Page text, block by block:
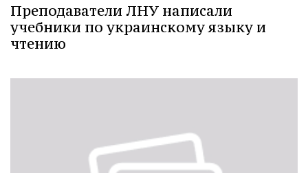
Преподаватели ЛНУ написали
учебники по украинскому языку и
чтению